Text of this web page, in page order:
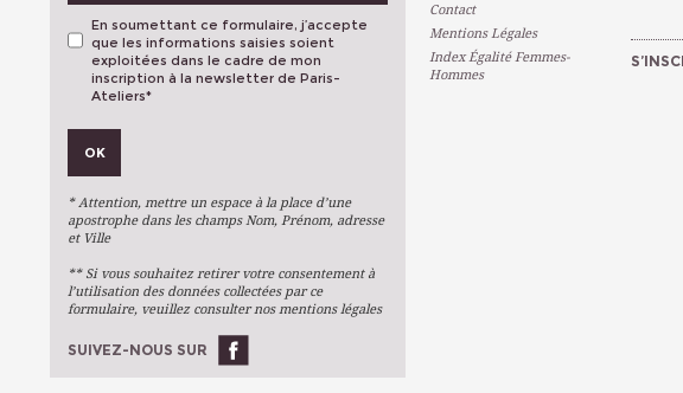
Métiers D'art
Arts Du Texte
Stages Ponctuels
Ateliers À L'année
OK
En soumettant ce formulaire, j’accepte
que les informations saisies soient
exploitées dans le cadre de mon
inscription à la newsletter de Paris-
Ateliers*
OK
* Attention, mettre un espace à la place d’une
apostrophe dans les champs Nom, Prénom, adresse
et Ville
** Si vous souhaitez retirer votre consentement à
l’utilisation des données collectées par ce
formulaire, veuillez consulter nos mentions légales
SUIVEZ-NOUS SUR
Contact
Mentions Légales
Index Égalité Femmes-
Hommes